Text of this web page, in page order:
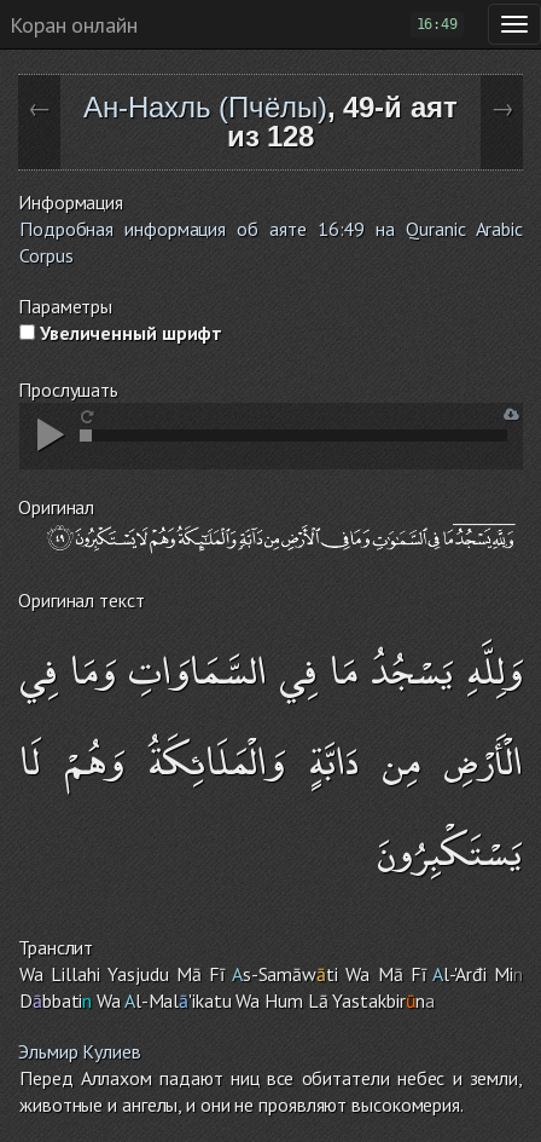
Коран онлайн 16:49
← Ан-Нахль (Пчёлы), 49-й аят
из 128
→
Информация
Подробная информация об аяте 16:49 на Quranic Arabic
Corpus
Параметры
Увеличенный шрифт
Прослушать
Оригинал
Оригинал текст
وَلِلَّهِ يَسْجُدُ مَا فِي السَّمَاوَاتِ وَمَا فِي
الْأَرْضِ مِن دَابَّةٍ وَالْمَلَائِكَةُ وَهُمْ لَا
يَسْتَكْبِرُونَ
Транслит
Wa Lillahi Yasjudu Mā FīAs-Samāwāti Wa Mā FīAl-'Arđi Min
Dābbatin WaAl-Malā'ikatu Wa HumLā Yastakbirūna
Эльмир Кулиев
Перед Аллахом падают ниц все обитатели небес и земли,
животные и ангелы, и они не проявляют высокомерия.